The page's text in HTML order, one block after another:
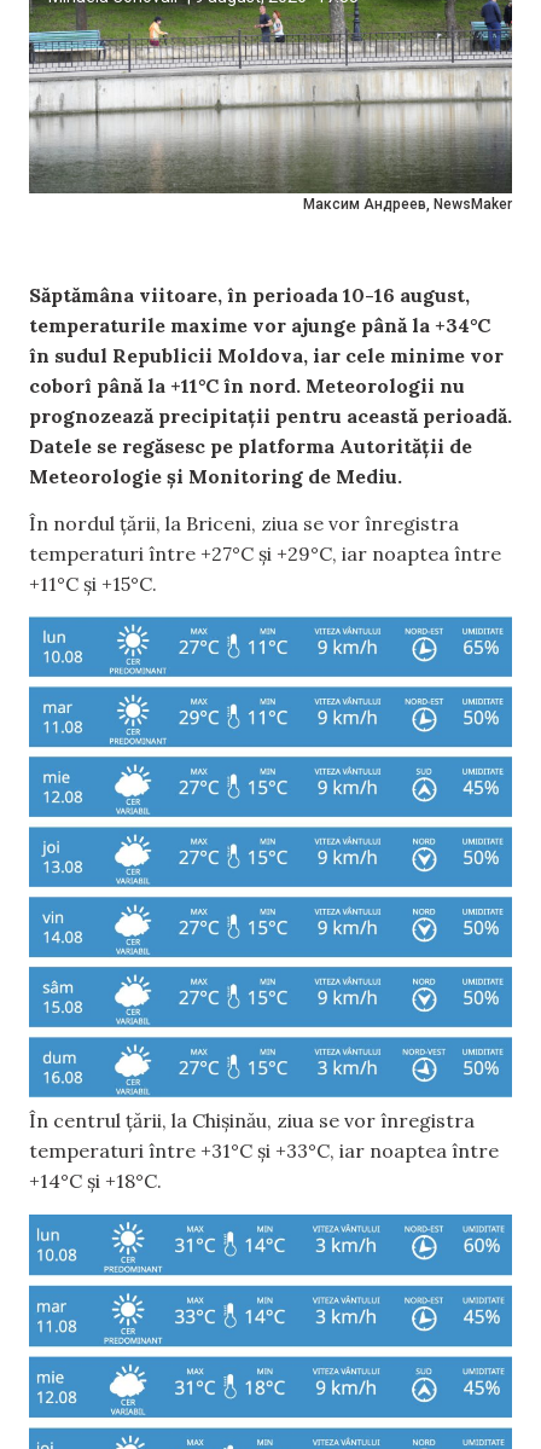
Максим Андреев, NewsMaker
Săptămâna viitoare, în perioada 10-16 august,
temperaturile maxime vor ajunge până la +34°C
în sudul Republicii Moldova, iar cele minime vor
coborî până la +11°C în nord. Meteorologii nu
prognozează precipitații pentru această perioadă.
Datele se regăsesc pe platforma Autorității de
Meteorologie și Monitoring de Mediu.
În nordul țării, la Briceni, ziua se vor înregistra
temperaturi între +27°C și +29°C, iar noaptea între
+11°C și +15°C.
În centrul țării, la Chișinău, ziua se vor înregistra
temperaturi între +31°C și +33°C, iar noaptea între
+14°C și +18°C.